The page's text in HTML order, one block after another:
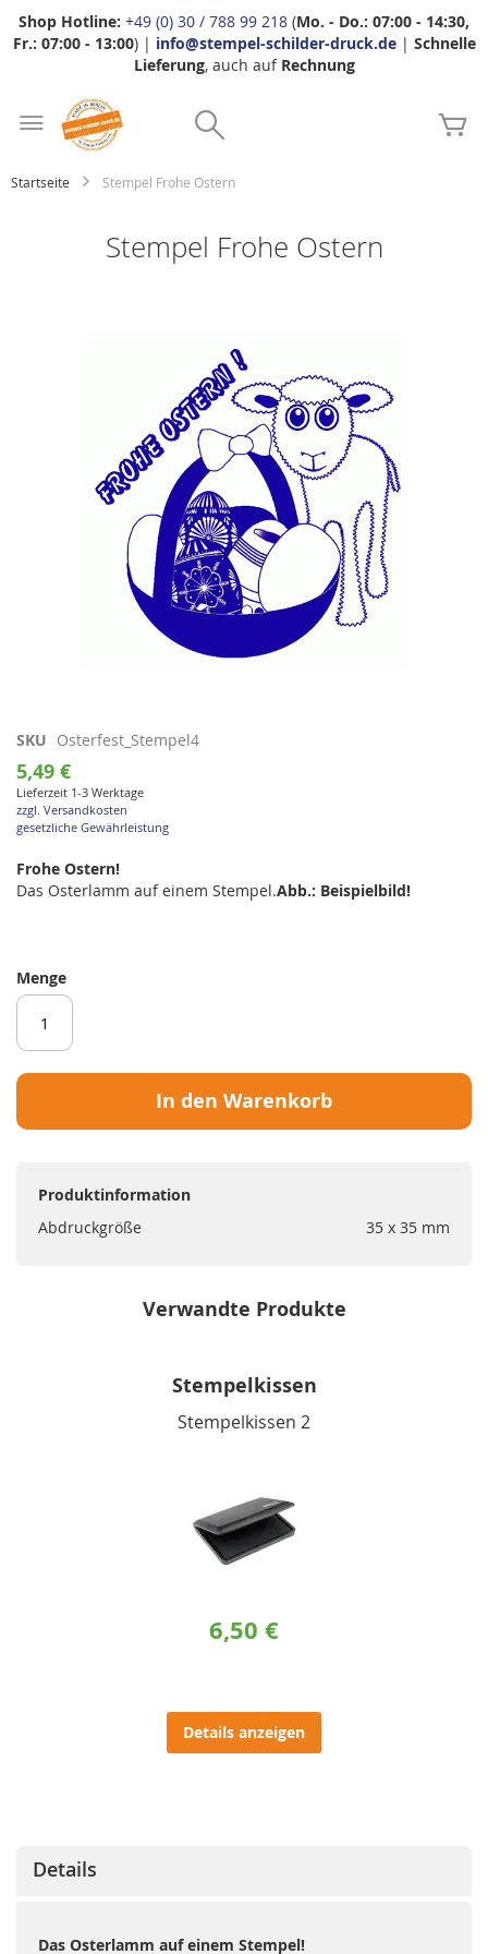
Shop Hotline: +49 (0) 30 / 788 99 218 (Mo. - Do.: 07:00 - 14:30,
Fr.: 07:00 - 13:00) | info@stempel-schilder-druck.de| Schnelle
Lieferung, auch auf Rechnung
Startseite Stempel Frohe Ostern
Stempel Frohe Ostern
Zum
Anfang
der
Bildgalerie
springen
SKU Osterfest_Stempel4
5,49 €
Lieferzeit 1-3 Werktage
zzgl. Versandkosten
gesetzliche Gewährleistung
Frohe Ostern!
Das Osterlamm auf einem Stempel.Abb.: Beispielbild!
Menge
In den Warenkorb
Produktinformation
Abdruckgröße
35 x 35 mm
Verwandte Produkte
Stempelkissen
Stempelkissen 2
6,50 €
Details anzeigen
Details
Das Osterlamm auf einem Stempel!